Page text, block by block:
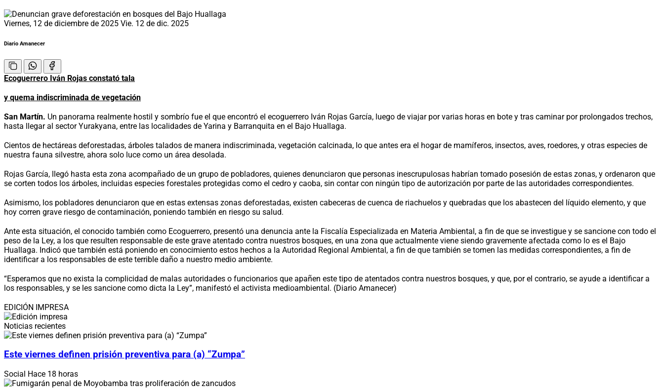
Viernes, 12 de diciembre de 2025 Vie. 12 de dic. 2025
Diario Amanecer
Ecoguerrero Iván Rojas constató tala
y quema indiscriminada de vegetación
San Martín. Un panorama realmente hostil y sombrío fue el que encontró el ecoguerrero Iván Rojas García, luego de viajar por varias horas en bote y tras caminar por prolongados trechos,
hasta llegar al sector Yurakyana, entre las localidades de Yarina y Barranquita en el Bajo Huallaga.
Cientos de hectáreas deforestadas, árboles talados de manera indiscriminada, vegetación calcinada, lo que antes era el hogar de mamíferos, insectos, aves, roedores, y otras especies de
nuestra fauna silvestre, ahora solo luce como un área desolada.
Rojas García, llegó hasta esta zona acompañado de un grupo de pobladores, quienes denunciaron que personas inescrupulosas habrían tomado posesión de estas zonas, y ordenaron que
se corten todos los árboles, incluidas especies forestales protegidas como el cedro y caoba, sin contar con ningún tipo de autorización por parte de las autoridades correspondientes.
Asimismo, los pobladores denunciaron que en estas extensas zonas deforestadas, existen cabeceras de cuenca de riachuelos y quebradas que los abastecen del líquido elemento, y que
hoy corren grave riesgo de contaminación, poniendo también en riesgo su salud.
Ante esta situación, el conocido también como Ecoguerrero, presentó una denuncia ante la Fiscalía Especializada en Materia Ambiental, a fin de que se investigue y se sancione con todo el
peso de la Ley, a los que resulten responsable de este grave atentado contra nuestros bosques, en una zona que actualmente viene siendo gravemente afectada como lo es el Bajo
Huallaga. Indicó que también está poniendo en conocimiento estos hechos a la Autoridad Regional Ambiental, a fin de que también se tomen las medidas correspondientes, a fin de
identificar a los responsables de este terrible daño a nuestro medio ambiente.
“Esperamos que no exista la complicidad de malas autoridades o funcionarios que apañen este tipo de atentados contra nuestros bosques, y que, por el contrario, se ayude a identificar a
los responsables, y se les sancione como dicta la Ley”, manifestó el activista medioambiental. (Diario Amanecer)
EDICIÓN IMPRESA
Noticias recientes
Este viernes definen prisión preventiva para (a) “Zumpa”
Social Hace 18 horas